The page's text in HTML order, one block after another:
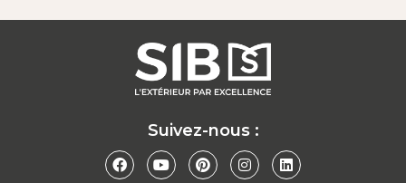
Suivez-nous :